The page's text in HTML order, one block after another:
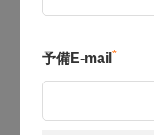
予備E-mail *